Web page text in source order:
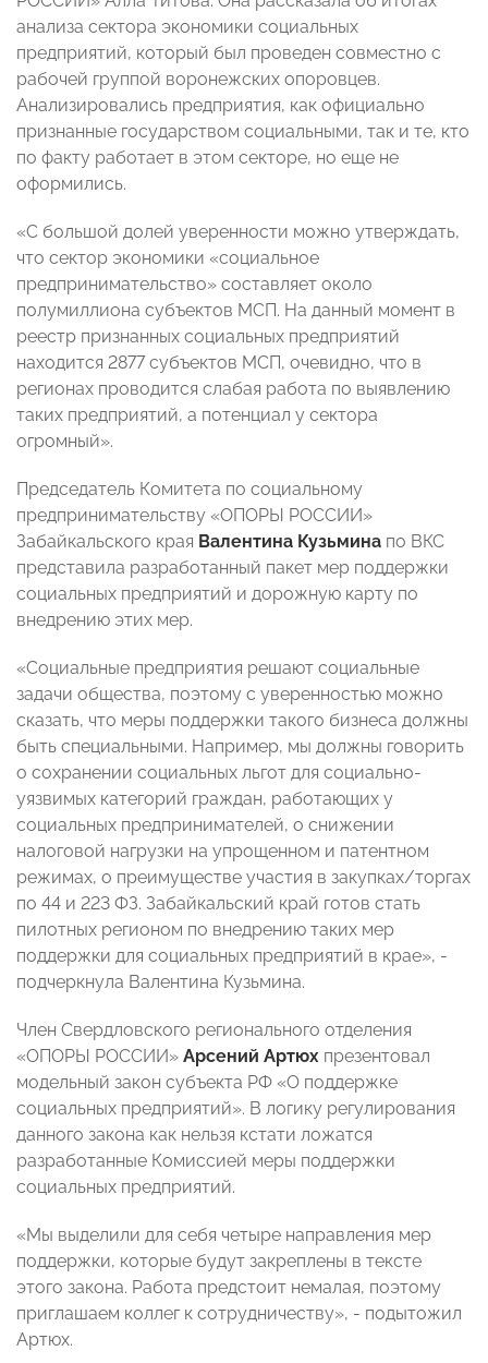
анализа сектора экономики социальных
предприятий, который был проведен совместно с
рабочей группой воронежских опоровцев.
Анализировались предприятия, как официально
признанные государством социальными, так и те, кто
по факту работает в этом секторе, но еще не
оформились.
«С большой долей уверенности можно утверждать,
что сектор экономики «социальное
предпринимательство» составляет около
полумиллиона субъектов МСП. На данный момент в
реестр признанных социальных предприятий
находится 2877 субъектов МСП, очевидно, что в
регионах проводится слабая работа по выявлению
таких предприятий, а потенциал у сектора
огромный».
Председатель Комитета по социальному
предпринимательству «ОПОРЫ РОССИИ»
Забайкальского края Валентина Кузьмина по ВКС
представила разработанный пакет мер поддержки
социальных предприятий и дорожную карту по
внедрению этих мер.
«Социальные предприятия решают социальные
задачи общества, поэтому с уверенностью можно
сказать, что меры поддержки такого бизнеса должны
быть специальными. Например, мы должны говорить
о сохранении социальных льгот для социально-
уязвимых категорий граждан, работающих у
социальных предпринимателей, о снижении
налоговой нагрузки на упрощенном и патентном
режимах, о преимуществе участия в закупках/торгах
по 44 и 223 ФЗ. Забайкальский край готов стать
пилотных регионом по внедрению таких мер
поддержки для социальных предприятий в крае», -
подчеркнула Валентина Кузьмина.
Член Свердловского регионального отделения
«ОПОРЫ РОССИИ» Арсений Артюх презентовал
модельный закон субъекта РФ «О поддержке
социальных предприятий». В логику регулирования
данного закона как нельзя кстати ложатся
разработанные Комиссией меры поддержки
социальных предприятий.
«Мы выделили для себя четыре направления мер
поддержки, которые будут закреплены в тексте
этого закона. Работа предстоит немалая, поэтому
приглашаем коллег к сотрудничеству», - подытожил
Артюх.